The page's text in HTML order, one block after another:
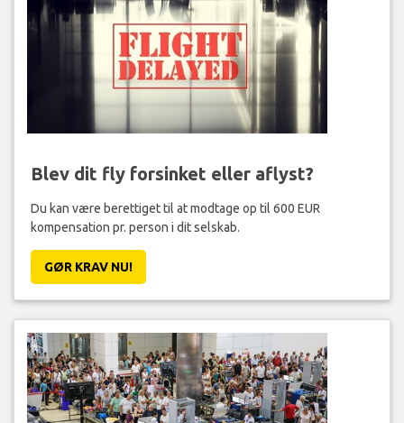
Blev dit fly forsinket eller aflyst?
Du kan være berettiget til at modtage op til 600 EUR
kompensation pr. person i dit selskab.
GØR KRAV NU!